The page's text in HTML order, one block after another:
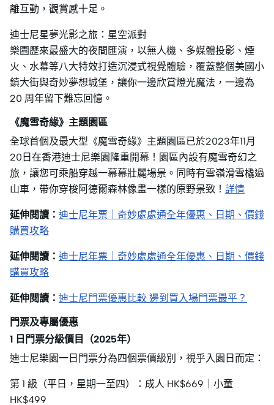
離互動，觀賞感十足。
迪士尼星夢光影之旅：星空派對
樂園歷來最盛大的夜間匯演，以無人機、多媒體投影、煙
火、水幕等八大特效打造沉浸式視覺體驗，覆蓋整個美國小
鎮大街與奇妙夢想城堡，讓你一邊欣賞燈光魔法，一邊為
20 周年留下難忘回憶。
《魔雪奇緣》主題園區
全球首個及最大型《魔雪奇緣》主題園區已於2023年11月
20日在香港迪士尼樂園隆重開幕！園區內設有魔雪奇幻之
旅，讓您可乘船穿越一幕幕壯麗場景。同時有雪嶺滑雪橇過
山車，帶你穿梭阿德爾森林像畫一樣的原野景致！ 詳情
延伸閱讀： 迪士尼年票｜奇妙處處通全年優惠、日期、價錢
購買攻略
延伸閱讀： 迪士尼年票｜奇妙處處通全年優惠、日期、價錢
購買攻略
延伸閱讀： 迪士尼門票優惠比較 邊到買入場門票最平？
門票及專屬優惠
1 日門票分級價目（2025年）
迪士尼樂園一日門票分為四個票價級別，視乎入園日而定：
第 1 級（平日，星期一至四）：成人 HK$669｜小童
HK$499